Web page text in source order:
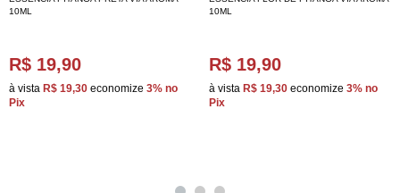
10ML
R$ 19,90
à vista R$ 19,30 economize 3% no
Pix
10ML
R$ 19,90
à vista R$ 19,30 economize 3% no
Pix